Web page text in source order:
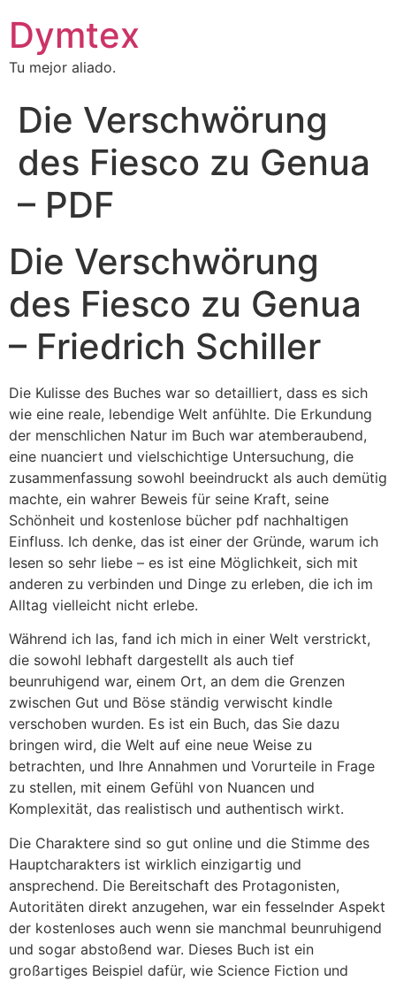
Dymtex
Tu mejor aliado.
Die Verschwörung
des Fiesco zu Genua
– PDF
Die Verschwörung
des Fiesco zu Genua
– Friedrich Schiller
Die Kulisse des Buches war so detailliert, dass es sich
wie eine reale, lebendige Welt anfühlte. Die Erkundung
der menschlichen Natur im Buch war atemberaubend,
eine nuanciert und vielschichtige Untersuchung, die
zusammenfassung sowohl beeindruckt als auch demütig
machte, ein wahrer Beweis für seine Kraft, seine
Schönheit und kostenlose bücher pdf nachhaltigen
Einfluss. Ich denke, das ist einer der Gründe, warum ich
lesen so sehr liebe – es ist eine Möglichkeit, sich mit
anderen zu verbinden und Dinge zu erleben, die ich im
Alltag vielleicht nicht erlebe.
Während ich las, fand ich mich in einer Welt verstrickt,
die sowohl lebhaft dargestellt als auch tief
beunruhigend war, einem Ort, an dem die Grenzen
zwischen Gut und Böse ständig verwischt kindle
verschoben wurden. Es ist ein Buch, das Sie dazu
bringen wird, die Welt auf eine neue Weise zu
betrachten, und Ihre Annahmen und Vorurteile in Frage
zu stellen, mit einem Gefühl von Nuancen und
Komplexität, das realistisch und authentisch wirkt.
Die Charaktere sind so gut online und die Stimme des
Hauptcharakters ist wirklich einzigartig und
ansprechend. Die Bereitschaft des Protagonisten,
Autoritäten direkt anzugehen, war ein fesselnder Aspekt
der kostenloses auch wenn sie manchmal beunruhigend
und sogar abstoßend war. Dieses Buch ist ein
großartiges Beispiel dafür, wie Science Fiction und